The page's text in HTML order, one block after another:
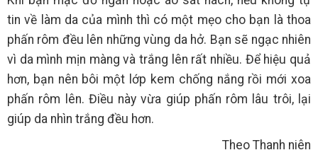
tin về làm da của mình thì có một mẹo cho bạn là thoa
phấn rôm đều lên những vùng da hở. Bạn sẽ ngạc nhiên
vì da mình mịn màng và trắng lên rất nhiều. Để hiệu quả
hơn, bạn nên bôi một lớp kem chống nắng rồi mới xoa
phấn rôm lên. Điều này vừa giúp phấn rôm lâu trôi, lại
giúp da nhìn trắng đều hơn.
Theo Thanh niên